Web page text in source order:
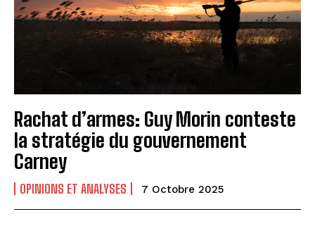
Rachat d’armes: Guy Morin conteste
la stratégie du gouvernement
Carney
OPINIONS ET ANALYSES 7 Octobre 2025